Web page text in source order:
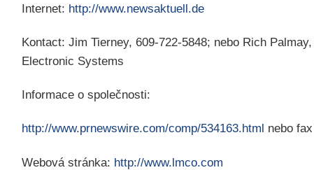
Internet: http://www.newsaktuell.de
Kontact: Jim Tierney, 609-722-5848; nebo Rich
Electronic Systems
Informace o společnosti:
http://www.prnewswire.com/comp/534163.html nebo
Webová stránka: http://www.lmco.com